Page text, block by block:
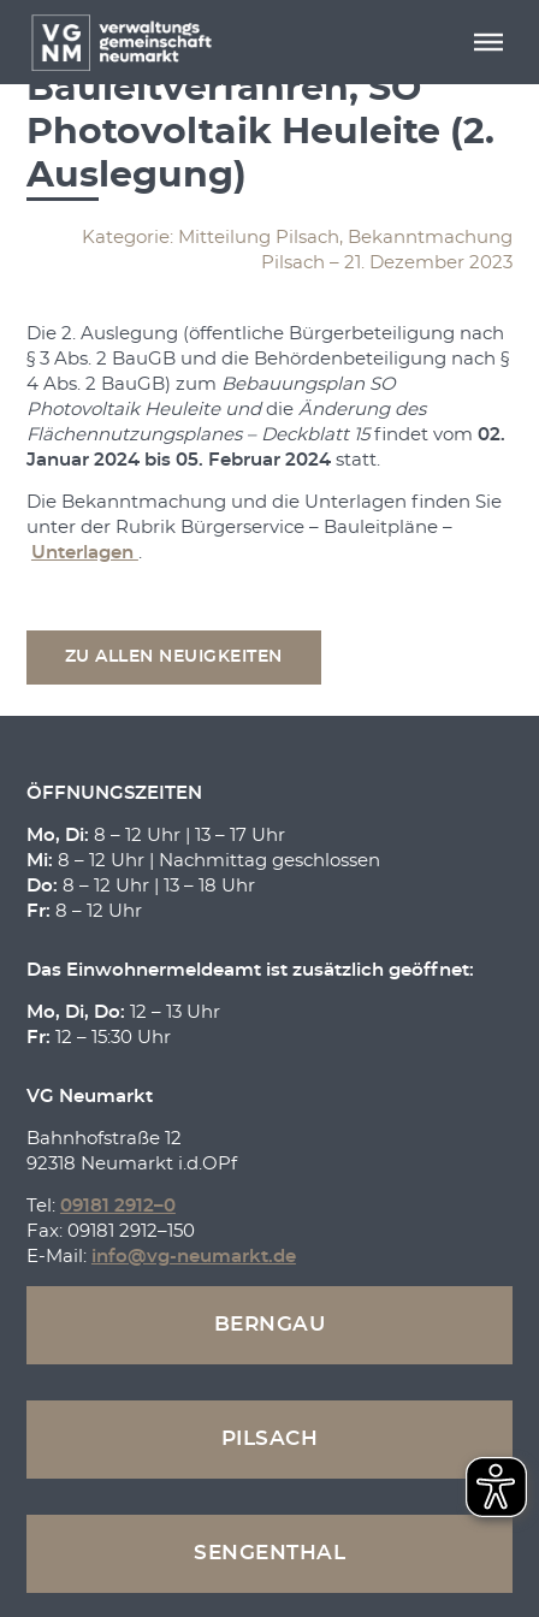
Menü überspringen
Menü überspringen
Bekanntmachung-
Bauleitverfahren, SO
Photovoltaik Heuleite (2.
Auslegung)
Kategorie: Mitteilung Pilsach, Bekanntmachung
Pilsach – 21. Dezember 2023
Die 2. Auslegung (öffentliche Bürgerbeteiligung nach
§ 3 Abs. 2 BauGB und die Behördenbeteiligung nach §
4 Abs. 2 BauGB) zum Bebauungsplan SO
Photovoltaik Heuleite unddieÄnderung des
Flächennutzungsplanes – Deckblatt 15findet vom 02.
Januar 2024 bis 05. Februar 2024statt.
Die Bekanntmachung und die Unterlagen finden Sie
unter der Rubrik Bürgerservice – Bauleitpläne –
Unterlagen .
ZU ALLEN NEUIGKEITEN
ÖFFNUNGSZEITEN
Mo, Di: 8 – 12 Uhr | 13 – 17 Uhr
Mi: 8 – 12 Uhr | Nachmittag geschlossen
Do: 8 – 12 Uhr | 13 – 18 Uhr
Fr: 8 – 12 Uhr
Das Einwohnermeldeamt ist zusätzlich geöffnet:
Mo, Di, Do: 12 – 13 Uhr
Fr: 12 – 15:30 Uhr
VG Neumarkt
Bahnhofstraße 12
92318 Neumarkt i.d.OPf
Tel: 09181 2912–0
Fax: 09181 2912–150
E-Mail: info@vg-neumarkt.de
BERNGAU
PILSACH
SENGENTHAL